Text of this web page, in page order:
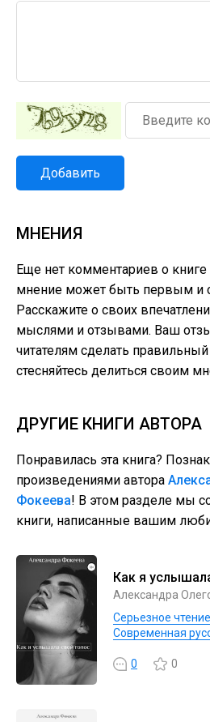
Добавить
МНЕНИЯ
Еще нет комментариев о книге
мнение может быть первым
Расскажите о своих
мыслями и отзывами. Ваш
читателям сделать
стесняйтесь делиться своим
ДРУГИЕ КНИГИ АВТОРА
Понравилась эта книга?
произведениями автора
Фокеева! В этом разделе мы
книги, написанные вашим
Как я
Александра
Серьезное чтение
Современная
0 0